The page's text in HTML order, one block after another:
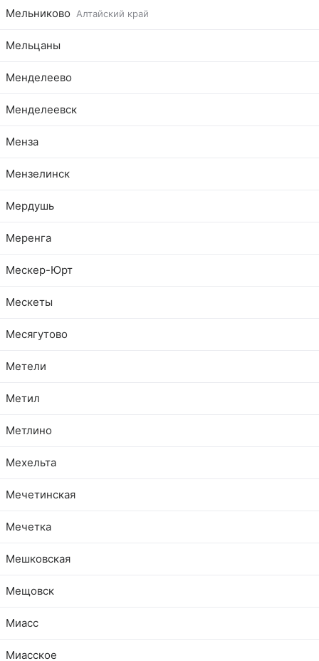
Мельниково Алтайский край
Мельцаны
Менделеево
Менделеевск
Менза
Мензелинск
Мердушь
Меренга
Мескер-Юрт
Мескеты
Месягутово
Метели
Метил
Метлино
Мехельта
Мечетинская
Мечетка
Мешковская
Мещовск
Миасс
Миасское